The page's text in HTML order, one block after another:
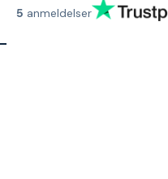
5 anmeldelser